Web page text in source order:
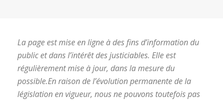
La page est mise en ligne à des fins d’information du
public et dans l’intérêt des justiciables. Elle est
régulièrement mise à jour, dans la mesure du
possible.En raison de l’évolution permanente de la
législation en vigueur, nous ne pouvons toutefois pas